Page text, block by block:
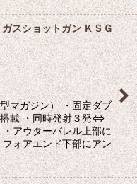
スショットガン ＫＳＧ
マガジン） ・固定ダブ
搭載 ・同時発射３発⇔
アウターバレル上部に
ォアエンド下部にアン